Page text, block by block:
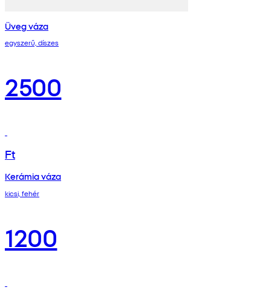
Üveg váza
egyszerű, díszes
2500
Ft
Kerámia váza
kicsi, fehér
1200